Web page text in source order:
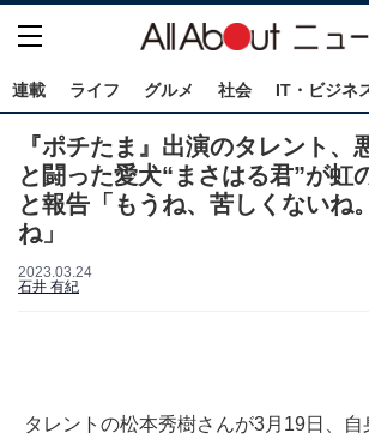
連載 ライフ グルメ 社会 IT・ビジネ
『ポチたま』出演のタレント、
と闘った愛犬“まさはる君”が虹
と報告「もうね、苦しくないね
ね」
2023.03.24
石井 有紀
タレントの松本秀樹さんが3月19日、自